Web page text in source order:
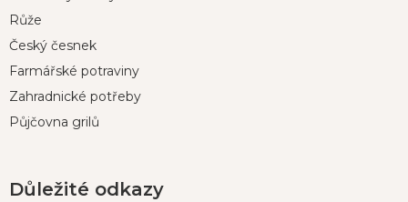
Růže
Český česnek
Farmářské potraviny
Zahradnické potřeby
Půjčovna grilů
Důležité odkazy